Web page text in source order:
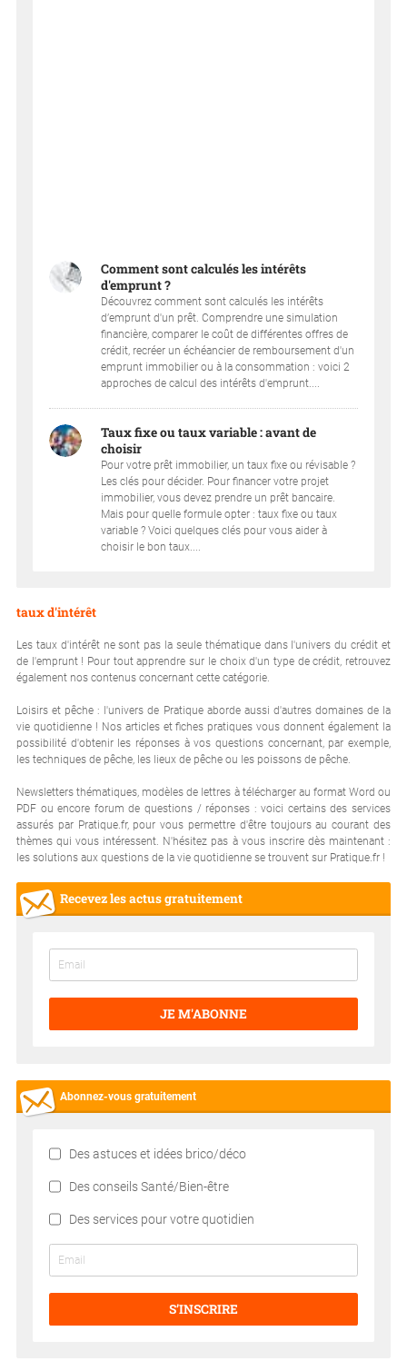
Comment sont calculés les intérêts
d'emprunt ?
Découvrez comment sont calculés les intérêts
d’emprunt d'un prêt. Comprendre une simulation
financière, comparer le coût de différentes offres de
crédit, recréer un échéancier de remboursement d'un
emprunt immobilier ou à la consommation : voici 2
approches de calcul des intérêts d'emprunt....
Taux fixe ou taux variable : avant de
choisir
Pour votre prêt immobilier, un taux fixe ou révisable ?
Les clés pour décider. Pour financer votre projet
immobilier, vous devez prendre un prêt bancaire.
Mais pour quelle formule opter : taux fixe ou taux
variable ? Voici quelques clés pour vous aider à
choisir le bon taux....
taux d'intérêt
Les taux d'intérêt ne sont pas la seule thématique dans l'univers du crédit et
de l'emprunt ! Pour tout apprendre sur le choix d'un type de crédit, retrouvez
également nos contenus concernant cette catégorie.
Loisirs et pêche : l'univers de Pratique aborde aussi d'autres domaines de la
vie quotidienne ! Nos articles et fiches pratiques vous donnent également la
possibilité d'obtenir les réponses à vos questions concernant, par exemple,
les techniques de pêche, les lieux de pêche ou les poissons de pêche.
Newsletters thématiques, modèles de lettres à télécharger au format Word ou
PDF ou encore forum de questions / réponses : voici certains des services
assurés par Pratique.fr, pour vous permettre d'être toujours au courant des
thèmes qui vous intéressent. N'hésitez pas à vous inscrire dès maintenant :
les solutions aux questions de la vie quotidienne se trouvent sur Pratique.fr !
Recevez les actus gratuitement
JE M'ABONNE
Abonnez-vous gratuitement
Des astuces et idées brico/déco
Des conseils Santé/Bien-être
Des services pour votre quotidien
S’INSCRIRE